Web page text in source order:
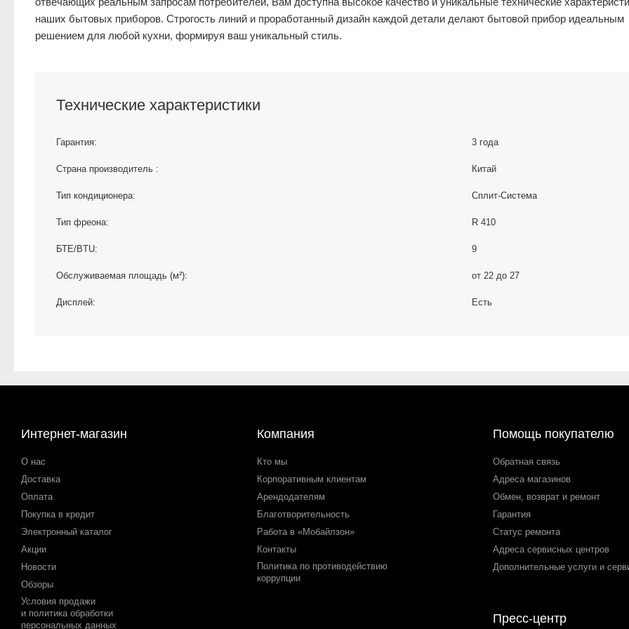
наших бытовых приборов. Строгость линий и проработанный дизайн каждой детали делают бытовой прибор идеальным
решением для любой кухни, формируя ваш уникальный стиль.
Технические характеристики
Гарантия: 3 года
Страна производитель : Китай
Тип кондиционера: Сплит-Система
Тип фреона: R 410
БТЕ/BTU: 9
Обслуживаемая площадь (м²): от 22 до 27
Дисплей: Есть
Интернет-магазин
О нас
Доставка
Оплата
Покупка в кредит
Электронный каталог
Акции
Новости
Обзоры
Условия продажи
и политика обработки
персональных данных
Компания
Кто мы
Корпоративным клиентам
Арендодателям
Благотворительность
Работа в «Мобайлзон»
Контакты
Политика по противодействию
коррупции
Помощь покупателю
Обратная связь
Адреса магазинов
Обмен, возврат и ремонт
Гарантия
Статус ремонта
Адреса сервисных центров
Дополнительные услуги и
Пресс-центр